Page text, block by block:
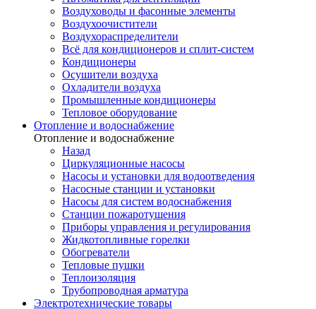
Воздуховоды и фасонные элементы
Воздухоочистители
Воздухораспределители
Всё для кондиционеров и сплит-систем
Кондиционеры
Осушители воздуха
Охладители воздуха
Промышленные кондиционеры
Тепловое оборудование
Отопление и водоснабжение
Отопление и водоснабжение
Назад
Циркуляционные насосы
Насосы и установки для водоотведения
Насосные станции и установки
Насосы для систем водоснабжения
Станции пожаротушения
Приборы управления и регулирования
Жидкотопливные горелки
Обогреватели
Тепловые пушки
Теплоизоляция
Трубопроводная арматура
Электротехнические товары